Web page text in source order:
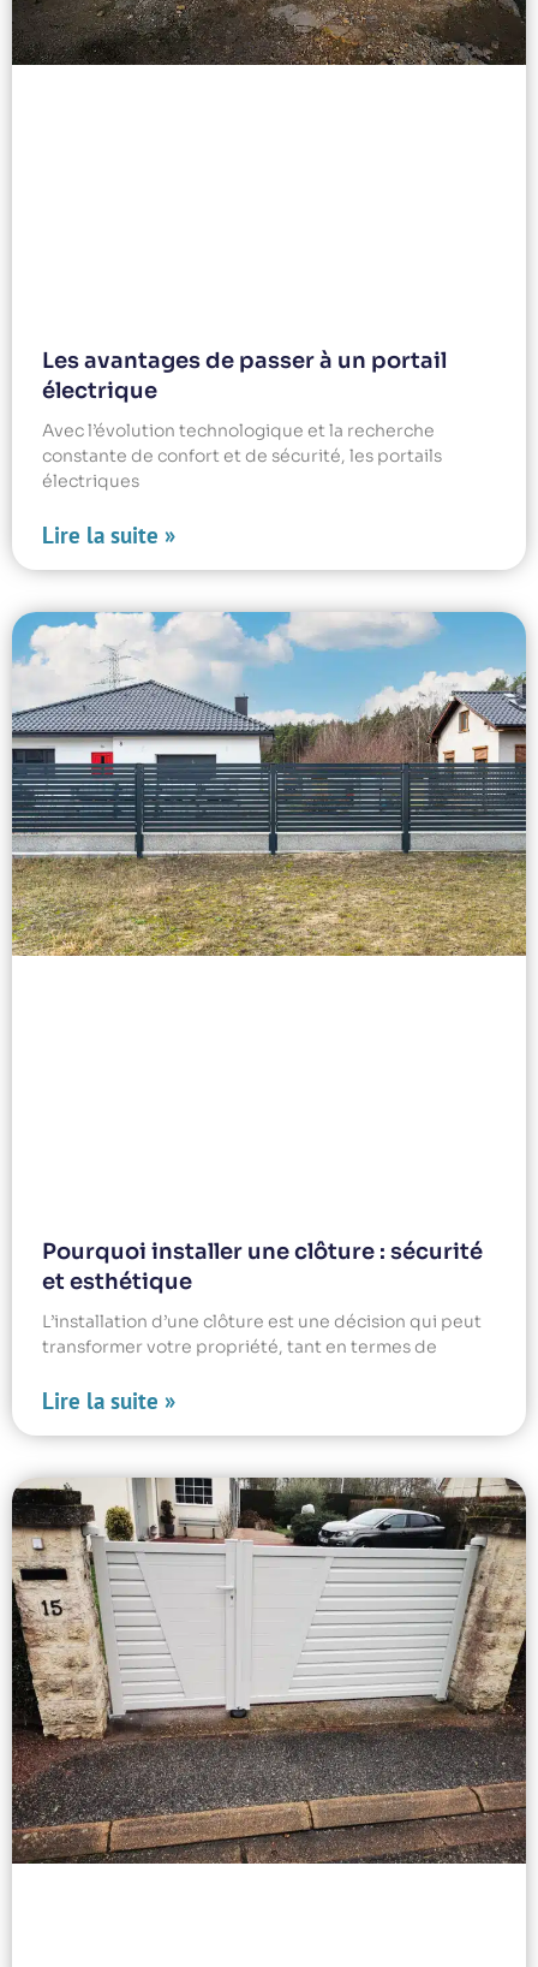
Les avantages de passer à un portail
électrique
Avec l’évolution technologique et la recherche
constante de confort et de sécurité, les portails
électriques
Lire la suite »
Pourquoi installer une clôture : sécurité
et esthétique
L’installation d’une clôture est une décision qui peut
transformer votre propriété, tant en termes de
Lire la suite »